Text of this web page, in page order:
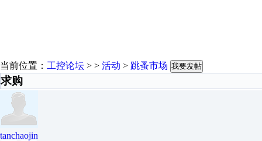
当前位置： 工控论坛 > > 活动 > 跳蚤市场 我要发帖
求购
tanchaojin